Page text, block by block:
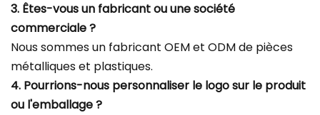
3. Êtes-vous un fabricant ou une société
commerciale ?
Nous sommes un fabricant OEM et ODM de pièces
métalliques et plastiques.
4. Pourrions-nous personnaliser le logo sur le produit
ou l'emballage ?